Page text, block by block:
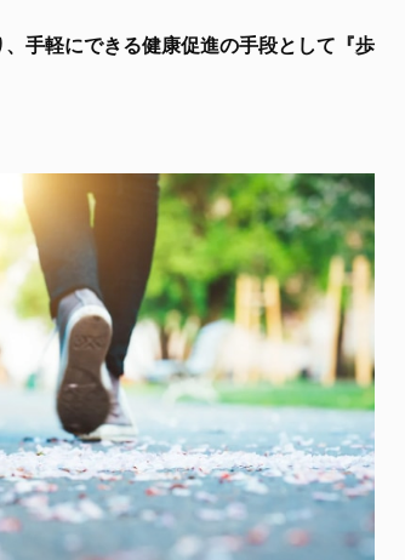
手軽にできる健康促進の手段として『歩